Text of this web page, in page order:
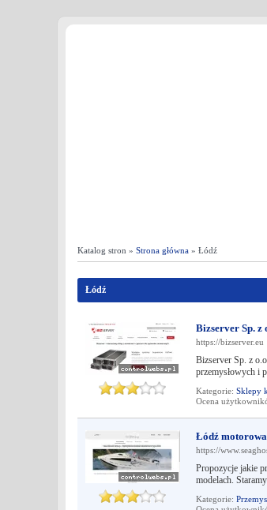
Katalog stron » Strona główna » Łódź
Łódź
Bizserver Sp. z
https://bizserver.eu
Bizserver Sp. z
przemysłowych i
Kategorie: Sklepy
Ocena
Łódź
https://
Propozycje jakie
modelach.
Kategorie: